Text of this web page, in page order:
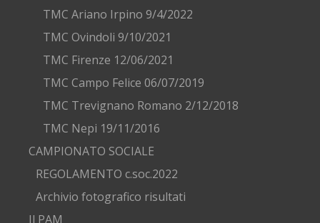
TMC Ariano Irpino 9/4/2022
TMC Ovindoli 9/10/2021
TMC Firenze 12/06/2021
TMC Campo Felice 06/07/2019
TMC Trevignano Romano 2/12/2018
TMC Nepi 19/11/2016
CAMPIONATO SOCIALE
REGOLAMENTO c.soc.2022
Archivio fotografico risultati
Il PAM